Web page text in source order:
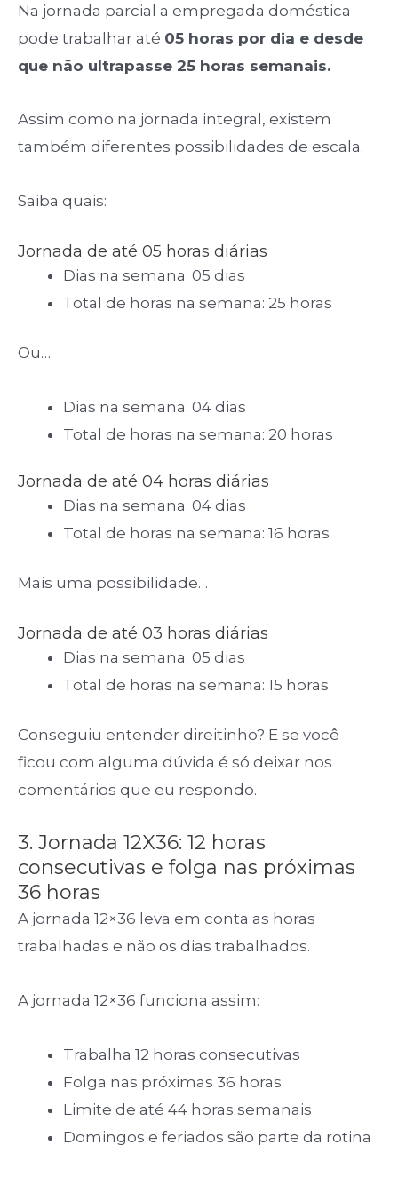
Na jornada parcial a empregada doméstica
pode trabalhar até 05 horas por dia e desde
que não ultrapasse 25 horas semanais.
Assim como na jornada integral, existem
também diferentes possibilidades de escala.
Saiba quais:
Jornada de até 05 horas diárias
Dias na semana: 05 dias
Total de horas na semana: 25 horas
Ou…
Dias na semana: 04 dias
Total de horas na semana: 20 horas
Jornada de até 04 horas diárias
Dias na semana: 04 dias
Total de horas na semana: 16 horas
Mais uma possibilidade…
Jornada de até 03 horas diárias
Dias na semana: 05 dias
Total de horas na semana: 15 horas
Conseguiu entender direitinho? E se você
ficou com alguma dúvida é só deixar nos
comentários que eu respondo.
3. Jornada 12X36: 12 horas
consecutivas e folga nas próximas
36 horas
A jornada 12×36 leva em conta as horas
trabalhadas e não os dias trabalhados.
A jornada 12×36 funciona assim:
Trabalha 12 horas consecutivas
Folga nas próximas 36 horas
Limite de até 44 horas semanais
Domingos e feriados são parte da rotina